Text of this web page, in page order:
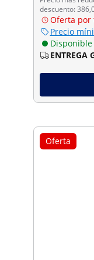
descuento:
Oferta por
Precio
Disponible
ENTREGA
Oferta